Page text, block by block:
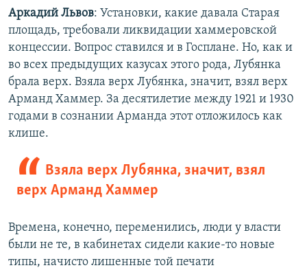
Аркадий Львов: Установки, какие давала Старая
площадь, требовали ликвидации хаммеровской
концессии. Вопрос ставился и в Госплане. Но, как и
во всех предыдущих казусах этого рода, Лубянка
брала верх. Взяла верх Лубянка, значит, взял верх
Арманд Хаммер. За десятилетие между 1921 и 1930
годами в сознании Арманда этот отложилось как
клише.
Взяла верх Лубянка, значит, взял
верх Арманд Хаммер
Времена, конечно, переменились, люди у власти
были не те, в кабинетах сидели какие-то новые
типы, начисто лишенные той печати